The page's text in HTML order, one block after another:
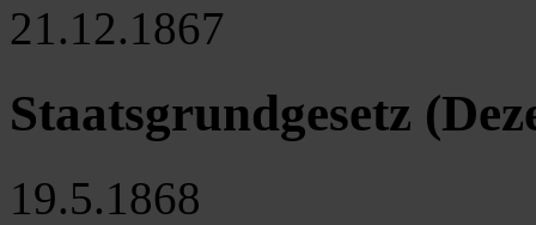
21.12.1867
Staatsgrundgesetz
19.5.1868